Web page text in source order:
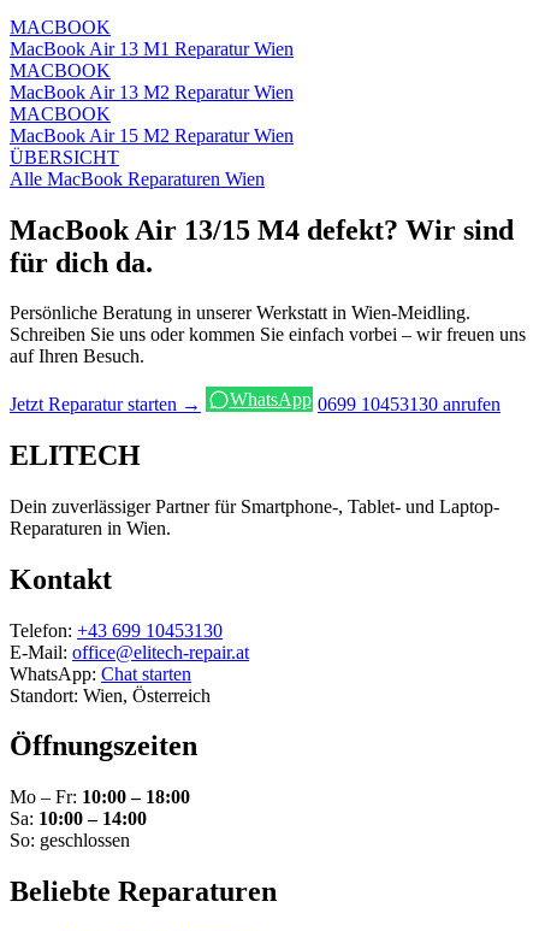
MACBOOK
MacBook Air 13 M1 Reparatur Wien
MACBOOK
MacBook Air 13 M2 Reparatur Wien
MACBOOK
MacBook Air 15 M2 Reparatur Wien
ÜBERSICHT
Alle MacBook Reparaturen Wien
MacBook Air 13/15 M4 defekt? Wir sind
für dich da.
Persönliche Beratung in unserer Werkstatt in Wien-Meidling.
Schreiben Sie uns oder kommen Sie einfach vorbei – wir freuen uns
auf Ihren Besuch.
Jetzt Reparatur starten → WhatsApp 0699 10453130 anrufen
ELITECH
Dein zuverlässiger Partner für Smartphone-, Tablet- und Laptop-
Reparaturen in Wien.
Kontakt
Telefon: +43 699 10453130
E-Mail: office@elitech-repair.at
WhatsApp: Chat starten
Standort: Wien, Österreich
Öffnungszeiten
Mo – Fr: 10:00 – 18:00
Sa: 10:00 – 14:00
So: geschlossen
Beliebte Reparaturen